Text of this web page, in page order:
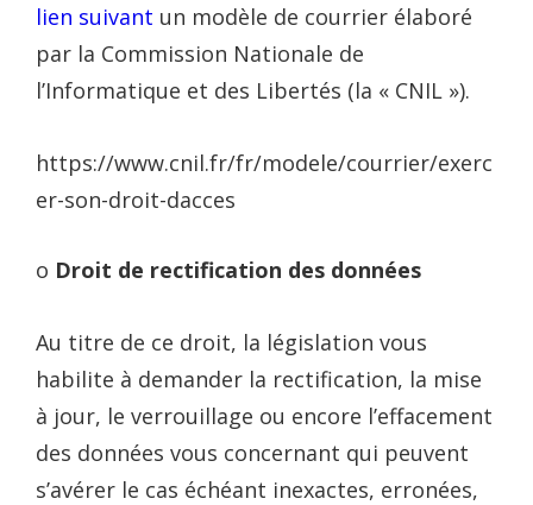
lien suivant un modèle de courrier élaboré
par la Commission Nationale de
l’Informatique et des Libertés (la « CNIL »).
https://www.cnil.fr/fr/modele/courrier/exerc
er-son-droit-dacces
o Droit de rectification des données
Au titre de ce droit, la législation vous
habilite à demander la rectification, la mise
à jour, le verrouillage ou encore l’effacement
des données vous concernant qui peuvent
s’avérer le cas échéant inexactes, erronées,